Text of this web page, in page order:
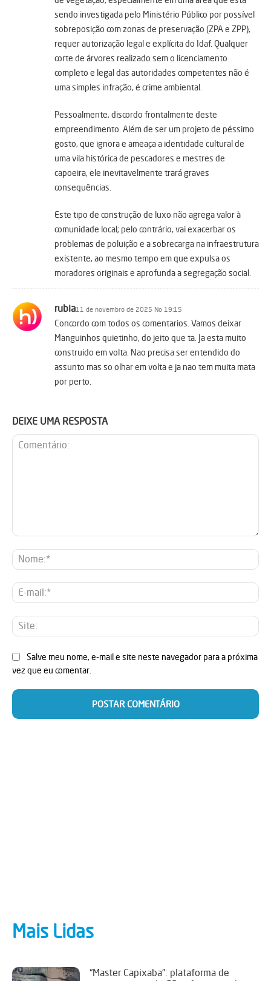
sendo investigada pelo Ministério Público por possível
sobreposição com zonas de preservação (ZPA e ZPP),
requer autorização legal e explícita do Idaf. Qualquer
corte de árvores realizado sem o licenciamento
completo e legal das autoridades competentes não é
uma simples infração, é crime ambiental.
Pessoalmente, discordo frontalmente deste
empreendimento. Além de ser um projeto de péssimo
gosto, que ignora e ameaça a identidade cultural de
uma vila histórica de pescadores e mestres de
capoeira, ele inevitavelmente trará graves
consequências.
Este tipo de construção de luxo não agrega valor à
comunidade local; pelo contrário, vai exacerbar os
problemas de poluição e a sobrecarga na infraestrutura
existente, ao mesmo tempo em que expulsa os
moradores originais e aprofunda a segregação social.
rubia11 de novembro de 2025 No 19:15
Concordo com todos os comentarios. Vamos deixar
Manguinhos quietinho, do jeito que ta. Ja esta muito
construido em volta. Nao precisa ser entendido do
assunto mas so olhar em volta e ja nao tem muita mata
por perto.
DEIXE UMA RESPOSTA
E-
Salve meu nome, e-mail e site neste navegador para a próxima
vez que eu comentar.
Mais Lidas
“Master Capixaba”: plataforma de